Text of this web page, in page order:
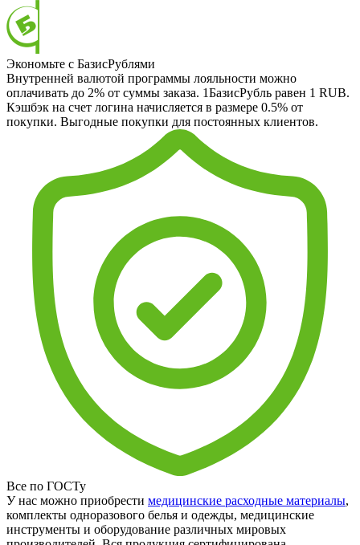
Экономьте с БазисРублями
Внутренней валютой программы лояльности можно
оплачивать до 2% от суммы заказа. 1БазисРубль равен 1 RUB.
Кэшбэк на счет логина начисляется в размере 0.5% от
покупки. Выгодные покупки для постоянных клиентов.
Все по ГОСТу
У нас можно приобрести медицинские расходные материалы,
комплекты одноразового белья и одежды, медицинские
инструменты и оборудование различных мировых